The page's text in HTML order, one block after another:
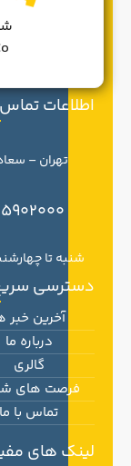
اطلاعات
تهران – سعادت
شنبه تا چهارشنبه 8:15 الی 16:15 پنجشنبه ها 8:15
دسترسی
آخرین خبر
درباره ما
گالری
فرصت های
تماس با ما
لینک های